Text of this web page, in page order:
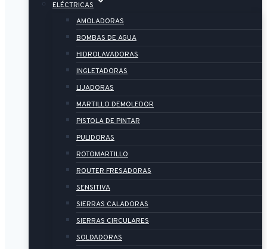
ELÉCTRICAS
AMOLADORAS
BOMBAS DE AGUA
HIDROLAVADORAS
INGLETADORAS
LIJADORAS
MARTILLO DEMOLEDOR
PISTOLA DE PINTAR
PULIDORAS
ROTOMARTILLO
ROUTER FRESADORAS
SENSITIVA
SIERRAS CALADORAS
SIERRAS CIRCULARES
SOLDADORAS